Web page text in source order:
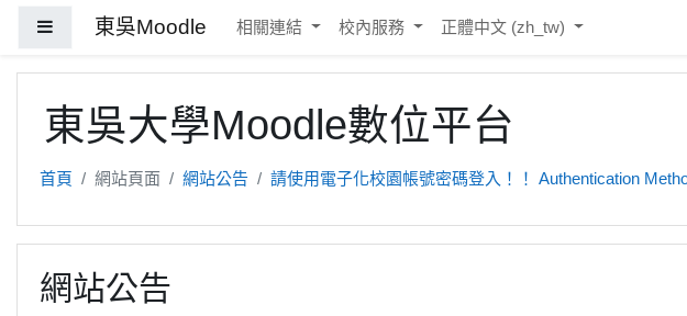
東吳Moodle 相關連結 校內服務 正體中文 ‎(zh_tw)‎
東吳大學Moodle數位平台
首頁 網站頁面 網站公告
請使用電子化校園帳號密碼登入！！ Authentication
網站公告